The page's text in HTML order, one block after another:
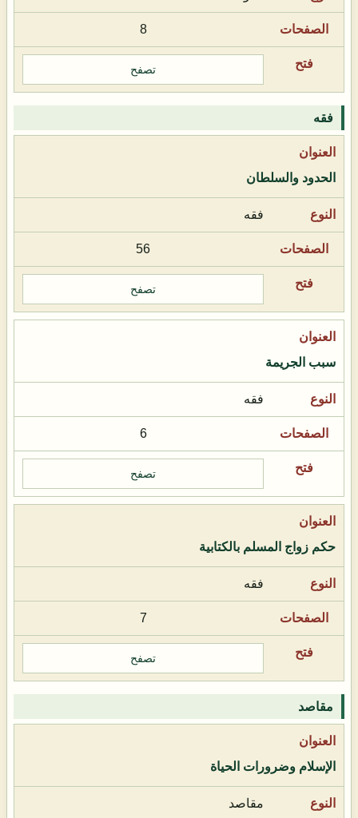
8
تصفح
فقه
الحدود والسلطان
فقه
56
تصفح
سبب الجريمة
فقه
6
تصفح
حكم زواج المسلم بالكتابية
فقه
7
تصفح
مقاصد
الإسلام وضرورات الحياة
مقاصد